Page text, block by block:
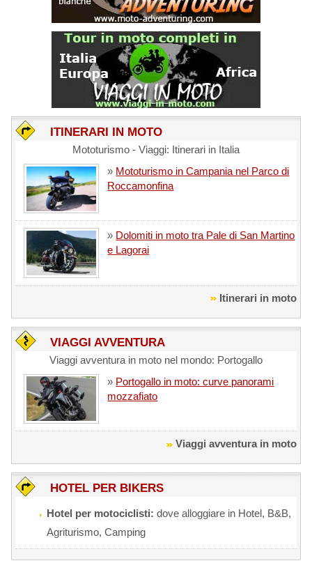
ITINERARI IN MOTO
Mototurismo - Viaggi: Itinerari in Italia
» Mototurismo in Campania nel Parco di
Roccamonfina
» Dolomiti in moto tra Pale di San Martino
e Lagorai
Itinerari in moto
VIAGGI AVVENTURA
Viaggi avventura in moto nel mondo: Portogallo
» Portogallo in moto: curve panorami
mozzafiato
Viaggi avventura in moto
HOTEL PER BIKERS
Hotel per motociclisti: dove alloggiare in Hotel, B&B,
Agriturismo, Camping